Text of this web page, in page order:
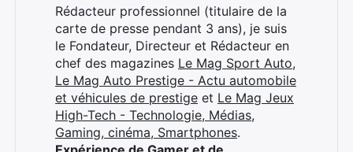
Rédacteur professionnel (titulaire de la
carte de presse pendant 3 ans), je suis
le Fondateur, Directeur et Rédacteur en
chef des magazines Le Mag Sport Auto,
Le Mag Auto Prestige - Actu automobile
et véhicules de prestige et Le Mag Jeux
High-Tech - Technologie, Médias,
Gaming, cinéma, Smartphones.